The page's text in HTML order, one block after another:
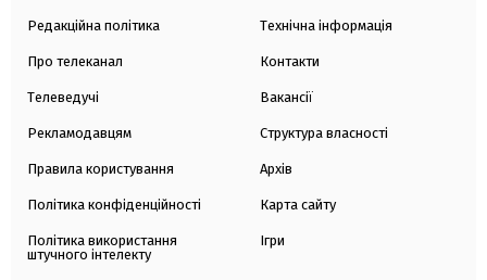
Редакційна політика
Про телеканал
Телеведучі
Рекламодавцям
Правила користування
Політика конфіденційності
Політика використання
штучного інтелекту
Технічна інформація
Контакти
Вакансії
Структура власності
Архів
Карта сайту
Ігри